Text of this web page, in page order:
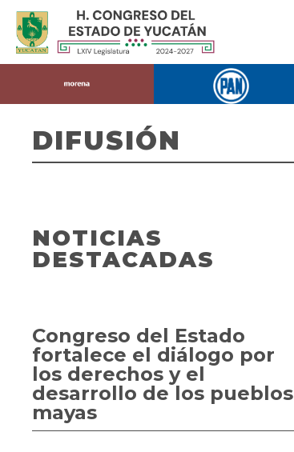
DIFUSIÓN
NOTICIAS
DESTACADAS
Congreso del Estado
fortalece el diálogo por
los derechos y el
desarrollo de los pueblos
mayas